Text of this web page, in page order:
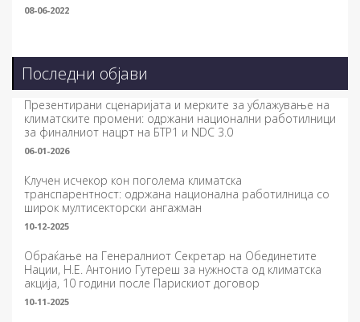
08-06-2022
Последни објави
Презентирани сценаријата и мерките за ублажување на
климатските промени: одржани национални работилници
за финалниот нацрт на БТР1 и NDC 3.0
06-01-2026
Клучен исчекор кон поголема климатска
транспарентност: одржана национална работилница со
широк мултисекторски ангажман
10-12-2025
Обраќање на Генералниот Секретар на Обединетите
Нации, Н.Е. Антонио Гутереш за нужноста од климатска
акција, 10 години после Парискиот договор
10-11-2025